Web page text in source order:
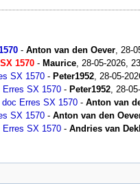
- Anton van den Oever, 28-
1570 - Maurice, 28-05-2026,
SX 1570 - Peter1952, 28-05-
SX 1570 - Peter1952, 28-
Erres SX 1570 - Anton van
SX 1570 - Anton van den
SX 1570 - Andries van